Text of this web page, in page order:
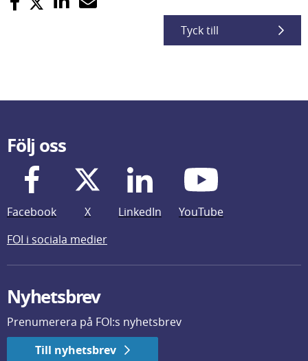
Tyck till
Följ oss
Facebook X LinkedIn
YouTube
FOI i sociala medier
Nyhetsbrev
Prenumerera på FOI:s nyhetsbrev
Till nyhetsbrev